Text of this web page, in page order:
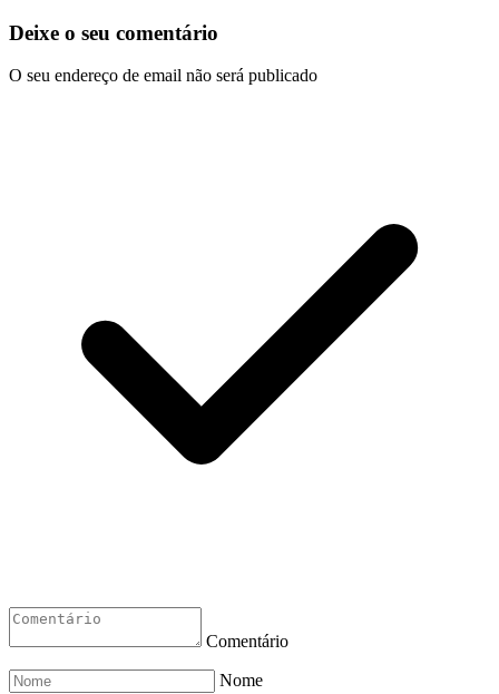
Deixe o seu comentário
O seu endereço de email não será publicado
Comentário
Nome